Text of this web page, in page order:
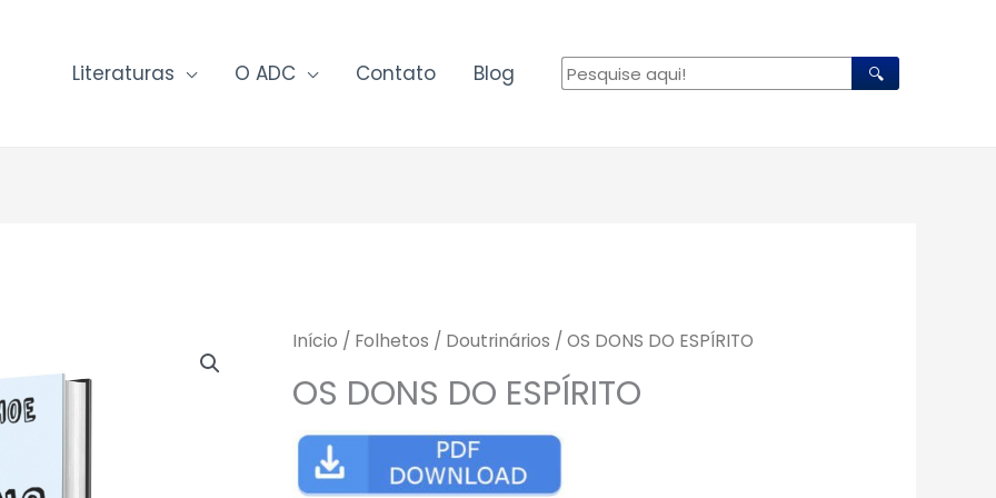
Literaturas O ADC Contato Blog 🔍
Início / Folhetos / Doutrinários / OS DONS DO ESPÍRITO
OS DONS DO ESPÍRITO